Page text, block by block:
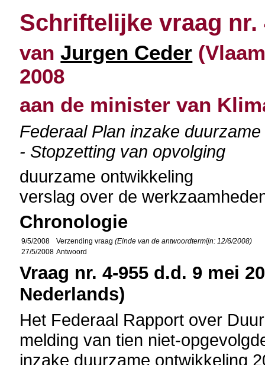
Schriftelijke vraag nr.
vanJurgen Ceder
2008
aan de minister van
Federaal Plan inzake
- Stopzetting van opvolging
duurzame ontwikkeling
verslag over de
Chronologie
9/5/2008 Verzending vraag(Einde van de antwoordtermijn: 12/6/2008)
27/5/2008 Antwoord
Vraag nr. 4-955 d.d. 9 mei
Nederlands)
Het Federaal Rapport over
melding van tien niet-
inzake duurzame ontwikkeling